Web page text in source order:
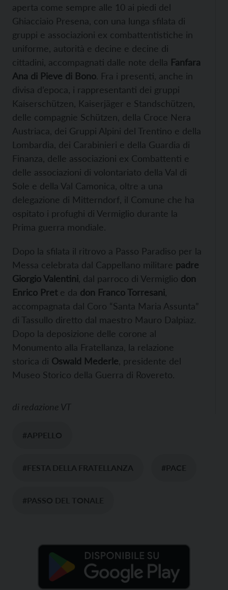
aperta come sempre alle 10 ai piedi del
Ghiacciaio Presena, con una lunga sfilata di
gruppi e associazioni ex combattentistiche in
uniforme, autorità e decine e decine di
cittadini, accompagnati dalle note della Fanfara
Ana di Pieve di Bono. Fra i presenti, anche in
divisa d’epoca, i rappresentanti dei gruppi
Kaiserschützen, Kaiserjäger e Standschützen,
delle compagnie Schützen, della Croce Nera
Austriaca, dei Gruppi Alpini del Trentino e della
Lombardia, dei Carabinieri e della Guardia di
Finanza, delle associazioni ex Combattenti e
delle associazioni di volontariato della Val di
Sole e della Val Camonica, oltre a una
delegazione di Mitterndorf, il Comune che ha
ospitato i profughi di Vermiglio durante la
Prima guerra mondiale.
Dopo la sfilata il ritrovo a Passo Paradiso per la
Messa celebrata dal Cappellano militare padre
Giorgio Valentini , dal parroco di Vermiglio don
Enrico Prete da don Franco Torresani
accompagnata dal Coro “Santa Maria Assunta”
di Tassullo diretto dal maestro Mauro Dalpiaz.
Dopo la deposizione delle corone al
Monumento alla Fratellanza, la relazione
storica di Oswald Mederle , presidente del
Museo Storico della Guerra di Rovereto.
di redazione VT
#APPELLO
#FESTA DELLA FRATELLANZA #PACE
#PASSO DEL TONALE